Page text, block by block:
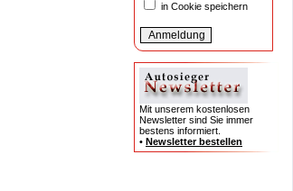
in Cookie speichern
Mit unserem kostenlosen
Newsletter sind Sie immer
bestens informiert.
• Newsletter bestellen